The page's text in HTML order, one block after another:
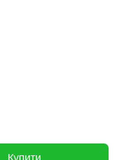
Купити